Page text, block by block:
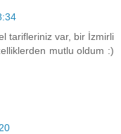
tarifleriniz var, bir İzmirli
mutlu oldum :)